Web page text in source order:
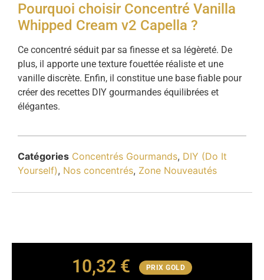
Pourquoi choisir Concentré Vanilla
Whipped Cream v2 Capella ?
Ce concentré séduit par sa finesse et sa légèreté. De
plus, il apporte une texture fouettée réaliste et une
vanille discrète. Enfin, il constitue une base fiable pour
créer des recettes DIY gourmandes équilibrées et
élégantes.
Catégories Concentrés Gourmands, DIY (Do It
Yourself), Nos concentrés, Zone Nouveautés
10,32 € PRIX GOLD